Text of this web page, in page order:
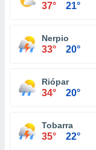
37° 21°
Nerpio
33° 20°
Riópar
34° 20°
Tobarra
35° 22°